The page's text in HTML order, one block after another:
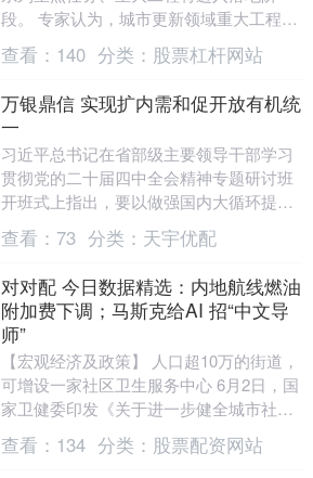
段。 专家认为，城市更新领域重大工程覆
盖面广，将成为拉动内需的重要支撑，并
带动更多产业投....
查看： 140 分类： 股票杠杆网站
万银鼎信 实现扩内需和促开放有机统
一
习近平总书记在省部级主要领导干部学习
贯彻党的二十届四中全会精神专题研讨班
开班式上指出，要以做强国内大循环提升
扩大高水平对外开放的自主性，以拓展国
际循环增强国内改....
查看： 73 分类： 天宇优配
对对配 今日数据精选：内地航线燃油
附加费下调；马斯克给AI 招“中文导
师”
【宏观经济及政策】 人口超10万的街道，
可增设一家社区卫生服务中心 6月2日，国
家卫健委印发《关于进一步健全城市社区
卫生服务体系提升服务能力的通知》（以
下简称《....
查看： 134 分类： 股票配资网站